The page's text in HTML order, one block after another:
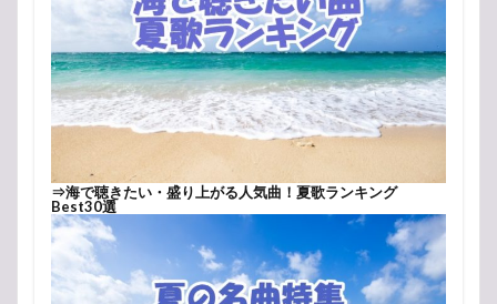
⇒海で聴きたい・盛り上がる人気曲！夏歌ランキング
Best30選